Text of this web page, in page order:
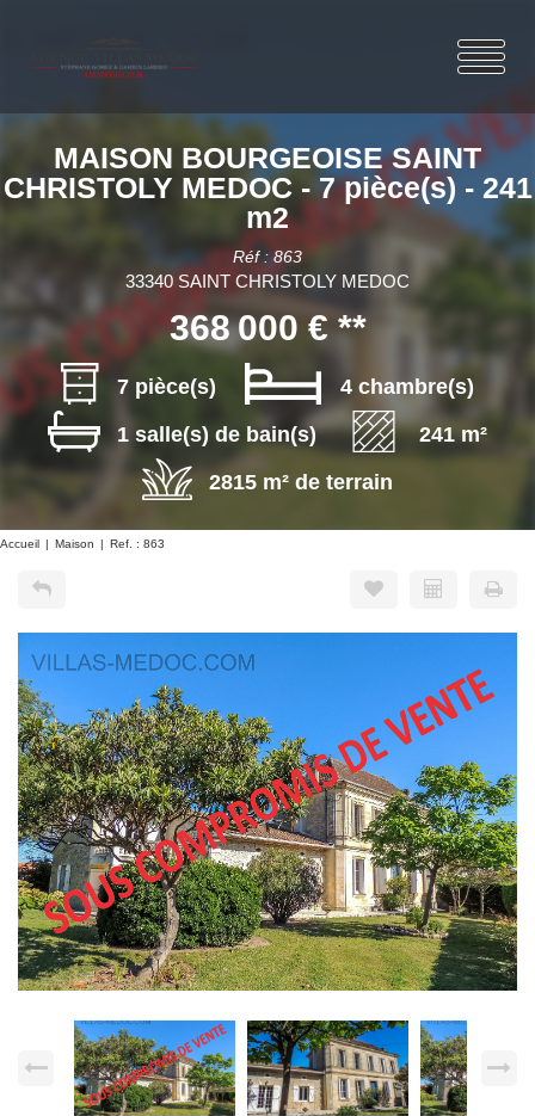
MAISON BOURGEOISE SAINT
CHRISTOLY MEDOC - 7 pièce(s) - 241
m2
Réf : 863
33340 SAINT CHRISTOLY MEDOC
368 000 € **
7 pièce(s)
4 chambre(s)
1 salle(s) de bain(s)
241 m²
2815 m² de terrain
Accueil Maison Ref. : 863